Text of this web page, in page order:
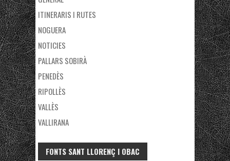
ITINERARIS I RUTES
NOGUERA
NOTICIES
PALLARS SOBIRÀ
PENEDÈS
RIPOLLÈS
VALLÈS
VALLIRANA
FONTS SANT LLORENÇ I OBAC